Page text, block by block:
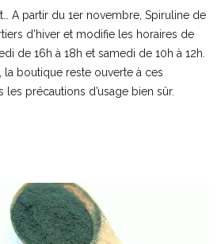
A partir du 1er novembre, Spiruline de
d’hiver et modifie les horaires de
de 16h à 18h et samedi de 10h à 12h.
la boutique reste ouverte à ces
les précautions d’usage bien sûr.